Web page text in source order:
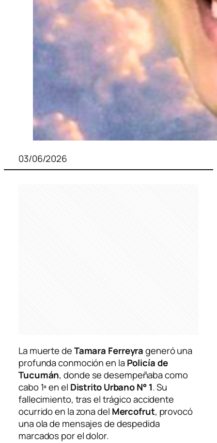
03/06/2026
La muerte deTamara Ferreyrageneró una
profunda conmoción en laPolicía de
Tucumán, donde se desempeñaba como
cabo 1ª en el Distrito Urbano N° 1. Su
fallecimiento, tras el trágico accidente
ocurrido en la zona del Mercofrut, provocó
una ola de mensajes de despedida
marcados por el dolor.